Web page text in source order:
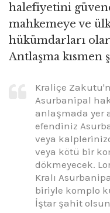
halefiyetini
mahkemeye ve
hükümdarları
Antlaşma kısmen
Kraliçe
Asurbanipal
anlaşmada yer
efendiniz
veya
veya kötü bir
dökmeyecek.
Kralı
biriyle komplo
İştar şahit